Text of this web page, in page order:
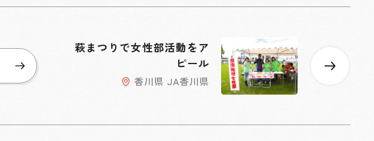
萩まつりで女性部活動をア
ピール
香川県 JA香川県